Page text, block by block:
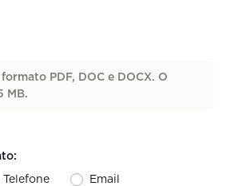
PDF, DOC e DOCX. O
MB.
Telefone Email